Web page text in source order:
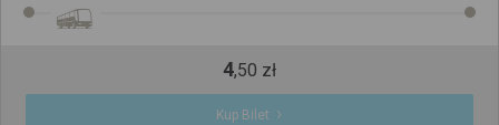
4,50 zł
Kup Bilet